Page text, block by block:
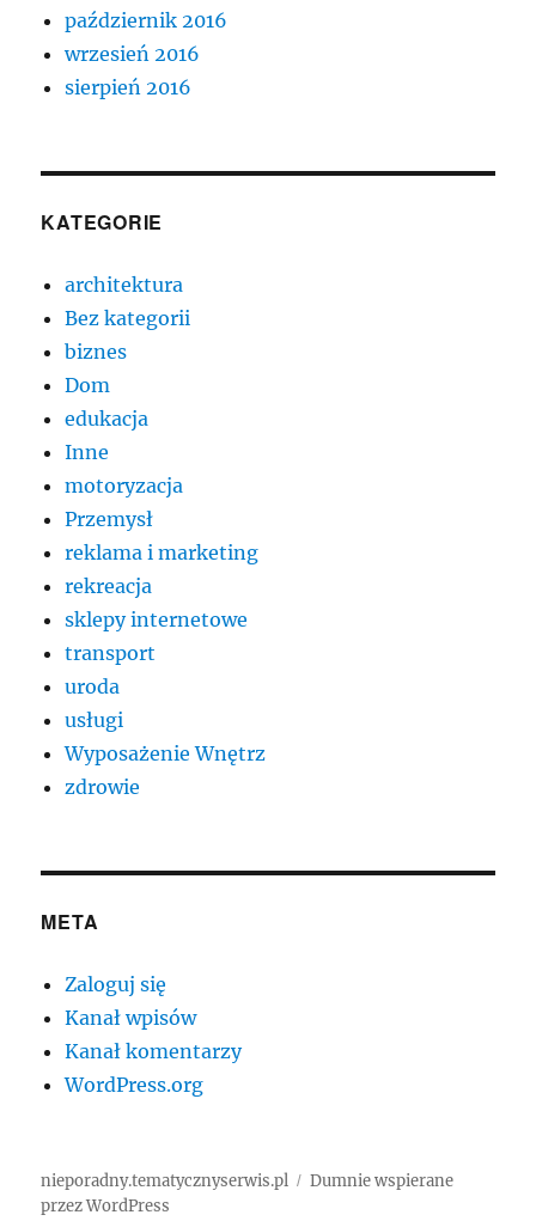
październik 2016
wrzesień 2016
sierpień 2016
KATEGORIE
architektura
Bez kategorii
biznes
Dom
edukacja
Inne
motoryzacja
Przemysł
reklama i marketing
rekreacja
sklepy internetowe
transport
uroda
usługi
Wyposażenie Wnętrz
zdrowie
META
Zaloguj się
Kanał wpisów
Kanał komentarzy
WordPress.org
nieporadny.tematycznyserwis.pl
Dumnie wspierane
przez WordPress